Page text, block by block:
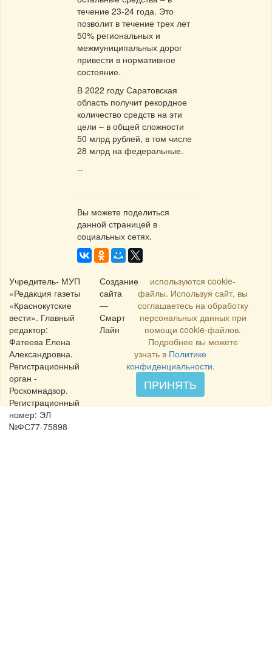
течение 23-24 года. Это
позволит в течение трех лет
50% региональных и
межмуниципальных дорог
привести в нормативное
состояние.
В 2022 году Саратовская
область получит рекордное
количество средств на эти
цели – в общей сложности
50 млрд рублей, в том числе
28 млрд на федеральные.
--
Вы можете поделиться
данной страницей в
социальных сетях.
Учредитель- МУП
«Редакция газеты
«Краснокутские
вести». Главный
редактор:
Фатеева Елена
Александровна.
Регистрационный
орган -
Роскомнадзор.
Регистрационный
номер: ЭЛ
№ФС77-75898
Создание
сайта
—
Смарт
Лайн
используются cookie-
файлы. Используя сайт, вы
соглашаетесь на обработку
персональных данных при
помощи cookie-файлов.
Подробнее вы можете
узнать в Политике
конфиденциальности.
ПРИНЯТЬ